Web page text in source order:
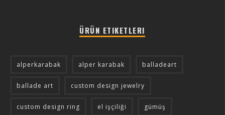
ÜRÜN ETIKETLERI
alperkarabak alper karabak balladeart
ballade art custom design jewelry
custom design ring el işçiliği gümüş